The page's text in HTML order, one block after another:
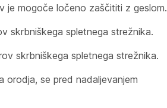
je mogoče ločeno zaščititi z geslom.
skrbniškega spletnega strežnika.
skrbniškega spletnega strežnika.
se pred nadaljevanjem